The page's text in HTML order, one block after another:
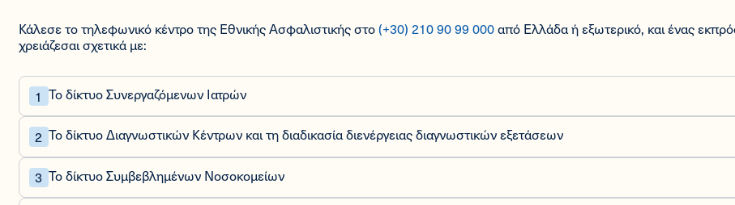
Κάλεσε το τηλεφωνικό κέντρο της Εθνικής Ασφαλιστικής στο(+30) 210 90 99 000από Ελλάδα ή εξωτερικό, και ένας
χρειάζεσαι σχετικά με:
Το δίκτυο Συνεργαζόμενων Ιατρών
Το δίκτυο Διαγνωστικών Κέντρων και τη διαδικασία διενέργειας διαγνωστικών εξετάσεων
Το δίκτυο Συμβεβλημένων Νοσοκομείων